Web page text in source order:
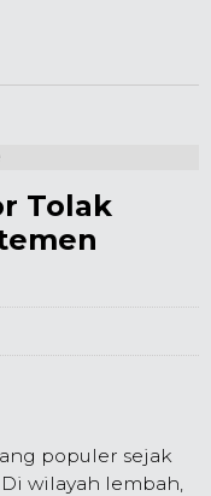
Tolak
populer sejak
wilayah lembah,